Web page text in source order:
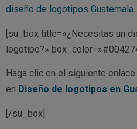
diseño de logotipos Guatemala
[su_box title=»¿Necesitas un
logotipo?»
Haga clic en el siguiente
en Diseño de logotipos en
[/su_box]